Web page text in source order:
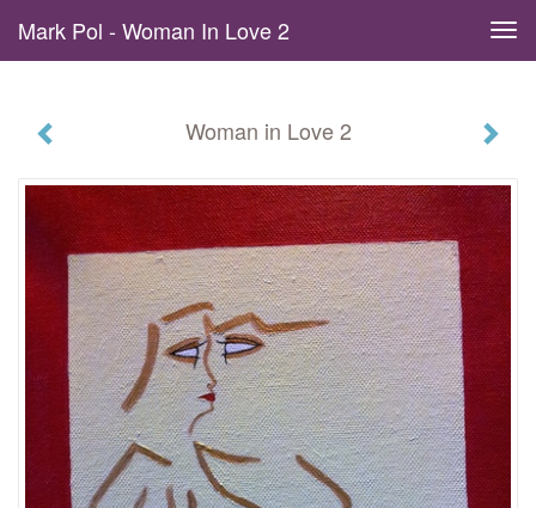
Mark Pol - Woman In Love 2
Woman in Love 2